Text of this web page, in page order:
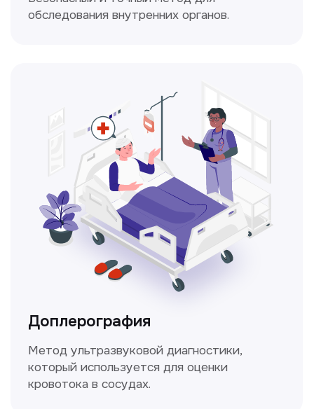
Консультация врачей
Это диагностика, рекомендации
и индивидуальный план лечения
от наших опытных специалистов для
Простой и безболезненный метод